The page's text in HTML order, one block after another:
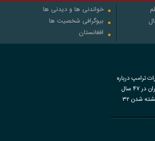
خواندنی ها و دیدنی ها
بیوگرافی شخصیت ها
افغانستان
ترامپ درباره
اقدامات ایران در ۴۷ سال
گذشته و کشته شدن ۳۲